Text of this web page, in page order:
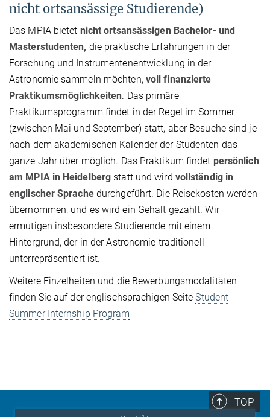
nicht ortsansässige Studierende)
Das MPIA bietet nicht ortsansässigen Bachelor- und
Masterstudenten, die praktische Erfahrungen in der
Forschung und Instrumentenentwicklung in der
Astronomie sammeln möchten, voll finanzierte
Praktikumsmöglichkeiten. Das primäre
Praktikumsprogramm findet in der Regel im Sommer
(zwischen Mai und September) statt, aber Besuche sind je
nach dem akademischen Kalender der Studenten das
ganze Jahr über möglich. Das Praktikum findet persönlich
am MPIA in Heidelberg statt und wird vollständig in
englischer Sprachedurchgeführt. Die Reisekosten werden
übernommen, und es wird ein Gehalt gezahlt. Wir
ermutigen insbesondere Studierende mit einem
Hintergrund, der in der Astronomie traditionell
unterrepräsentiert ist.
Weitere Einzelheiten und die Bewerbungsmodalitäten
finden Sie auf der englischsprachigen SeiteStudent
Summer Internship Program
TOP